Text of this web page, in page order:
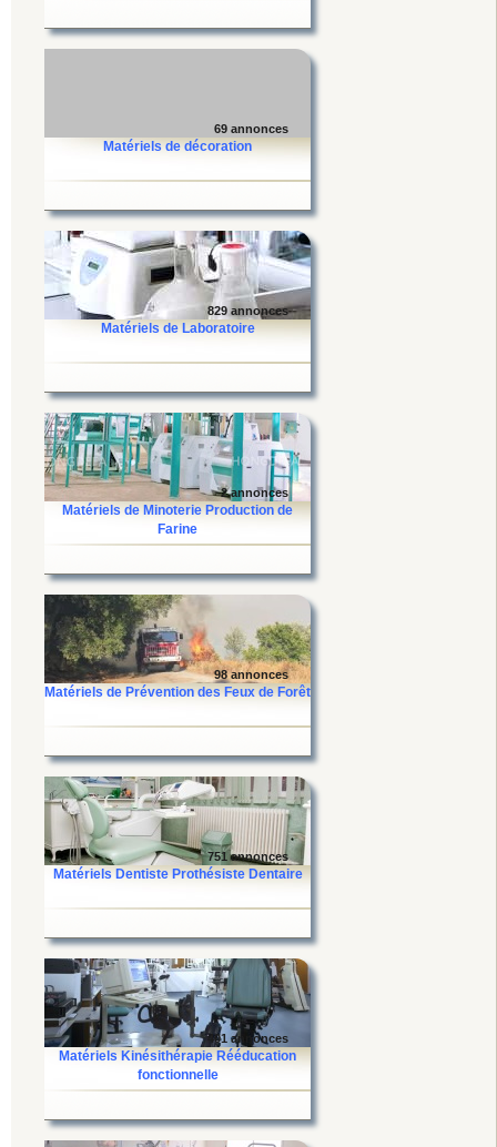
69 annonces
Matériels de décoration
829 annonces
Matériels de Laboratoire
2 annonces
Matériels de Minoterie Production de
Farine
98 annonces
Matériels de Prévention des Feux de Forêt
751 annonces
Matériels Dentiste Prothésiste Dentaire
401 annonces
Matériels Kinésithérapie Rééducation
fonctionnelle